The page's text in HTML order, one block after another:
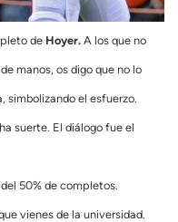
de Hoyer. A los que no
manos, os digo que no lo
simbolizando el esfuerzo.
suerte. El diálogo fue el
50% de completos.
vienes de la universidad.